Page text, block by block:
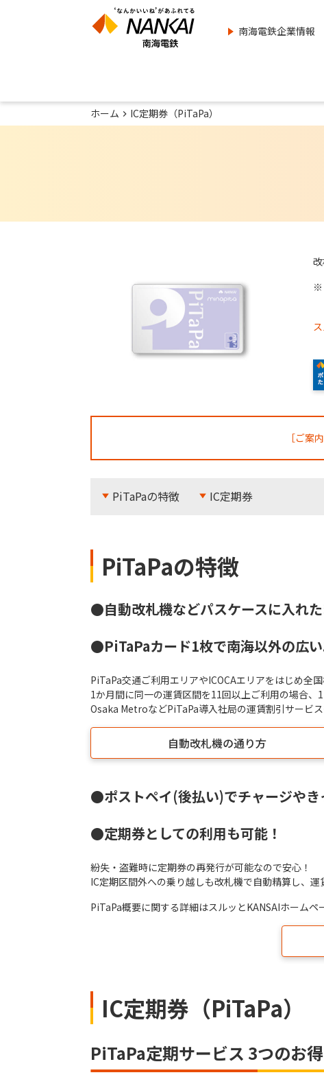
南海電鉄企業情報
ホーム IC定期券（PiTaPa）
※
［ご案
PiTaPaの特徴 IC定期券
PiTaPaの特徴
●自動改札機などパスケースに入れ
●PiTaPaカード1枚で南海以外の広い
PiTaPa交通ご利用エリアやICOCAエリアをはじめ全
1か月間に同一の運賃区間を11回以上ご利用の場合、
Osaka MetroなどPiTaPa導入社局の運賃割引サービス
自動改札機の通り方
●ポストペイ(後払い)でチャージやき
●定期券としての利用も可能！
紛失・盗難時に定期券の再発行が可能なので安心！
IC定期区間外への乗り越しも改札機で自動精算し、運
PiTaPa概要に関する詳細はスルッとKANSAIホームペ
IC定期券（PiTaPa）
PiTaPa定期サービス 3つのお